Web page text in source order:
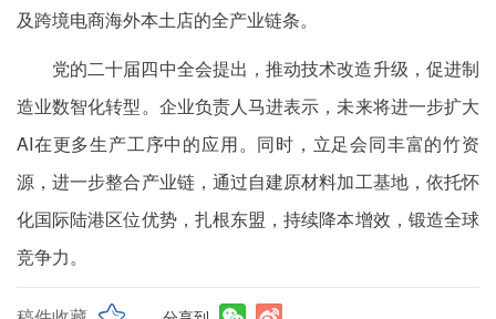
及跨境电商海外本土店的全产业链条。
党的二十届四中全会提出，推动技术改造升级，促进制
造业数智化转型。企业负责人马进表示，未来将进一步扩大
AI在更多生产工序中的应用。同时，立足会同丰富的竹资
源，进一步整合产业链，通过自建原材料加工基地，依托怀
化国际陆港区位优势，扎根东盟，持续降本增效，锻造全球
竞争力。